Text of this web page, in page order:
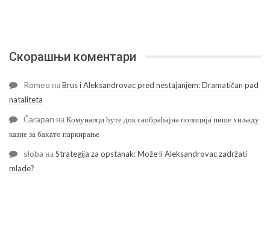
Скорашњи коментари
Romeo наBrus i Aleksandrovac pred nestajanjem: Dramatičan pad
nataliteta
Čarapan наКомуналци ћуте док саобраћајна полиција пише хиљаду
казне за бахато паркирање
sloba наStrategija za opstanak: Može li Aleksandrovac zadržati
mlade?